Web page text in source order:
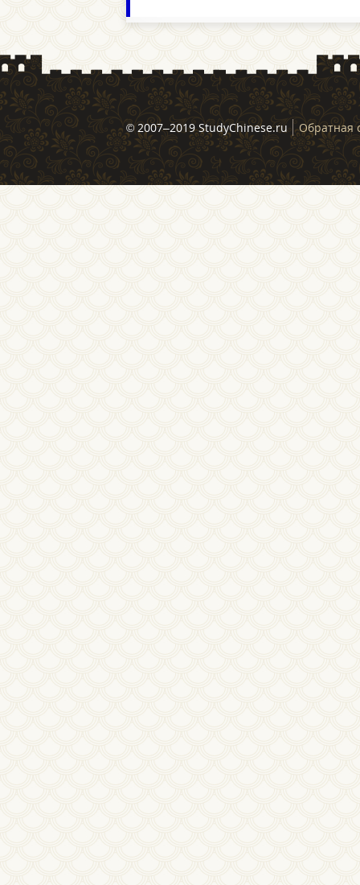
© 2007–2019 StudyChinese.ru Обратная